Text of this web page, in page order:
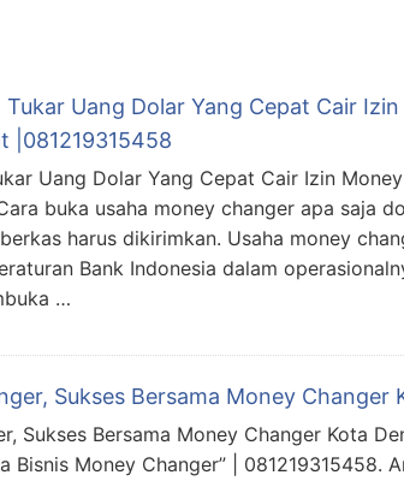
Uang Dolar Yang Cepat Cair
|081219315458
Uang Dolar Yang Cepat Cair Izin
buka usaha money changer apa saja
harus dikirimkan. Usaha money
Bank Indonesia dalam
…
Sukses Bersama Money Changer
Sukses Bersama Money Changer Kota
Bisnis Money Changer” | 081219315458.